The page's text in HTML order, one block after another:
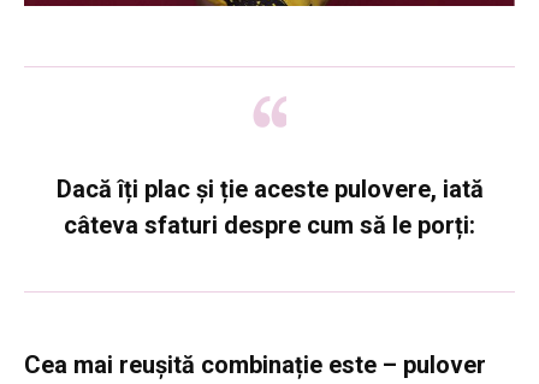
Dacă îți plac și ție aceste pulovere, iată
câteva sfaturi despre cum să le porți:
Cea mai reușită combinație este – pulover